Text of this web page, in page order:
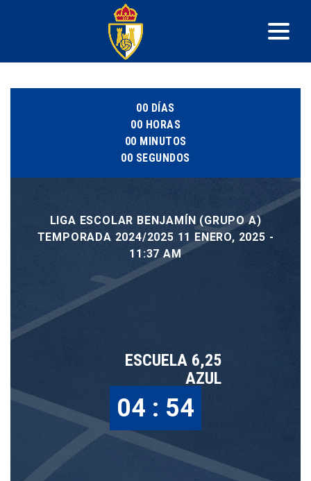
00 DÍAS
00 HORAS
00 MINUTOS
00 SEGUNDOS
LIGA ESCOLAR BENJAMÍN (GRUPO A)
TEMPORADA 2024/2025 11 ENERO, 2025 -
11:37 AM
ESCUELA 6,25
AZUL
04 : 54